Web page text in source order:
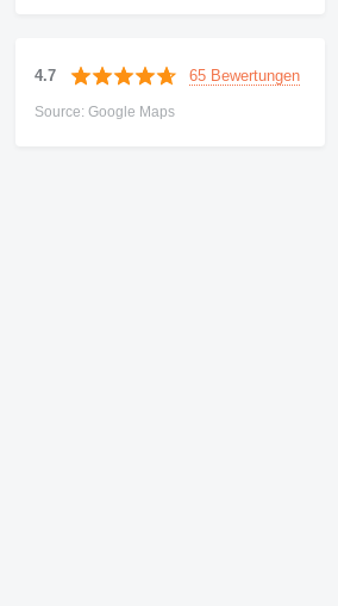
4.7 65 Bewertungen
Source: Google Maps